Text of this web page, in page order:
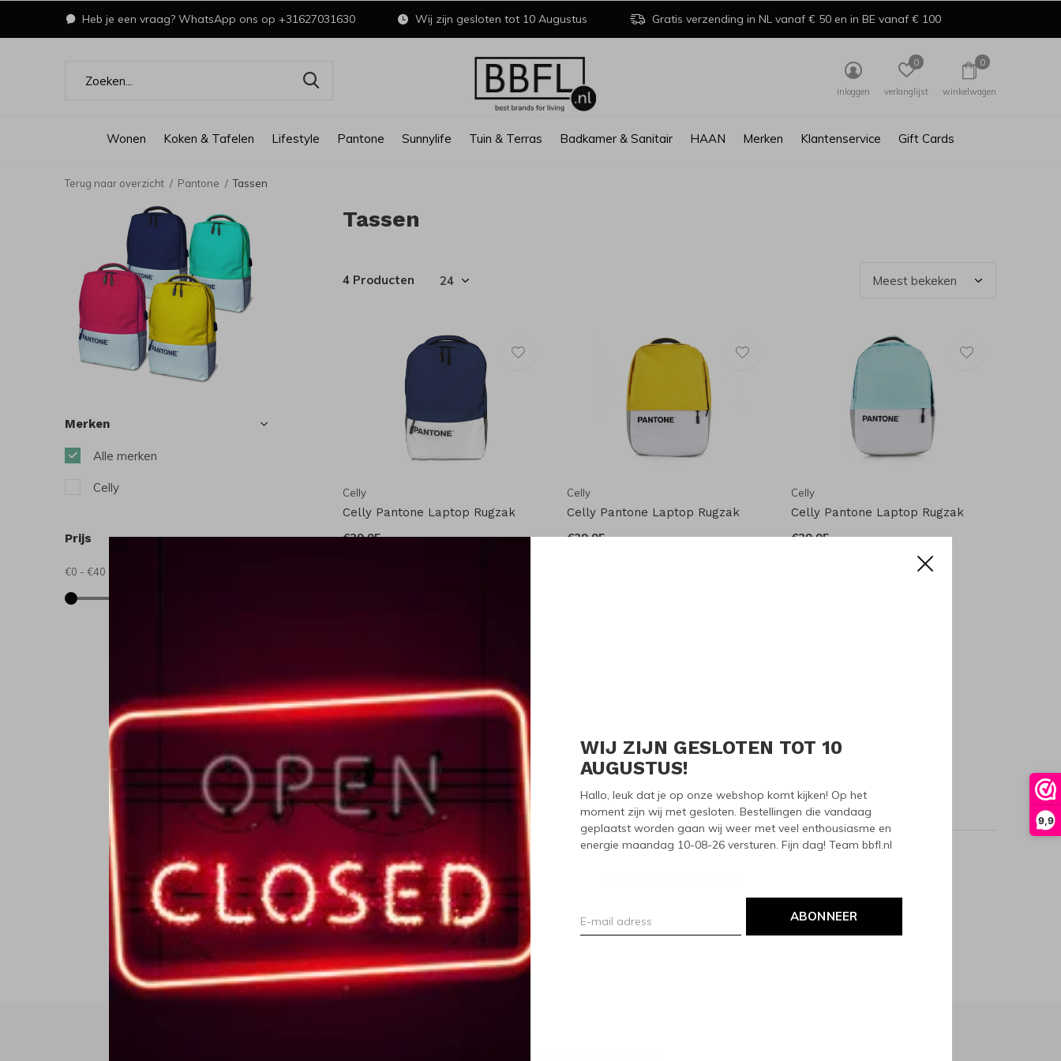
9,9
WIJ ZIJN GESLOTEN TOT 10
AUGUSTUS!
Hallo, leuk dat je op onze webshop komt kijken! Op het
moment zijn wij met gesloten. Bestellingen die vandaag
geplaatst worden gaan wij weer met veel enthousiasme en
energie maandag 10-08-26 versturen. Fijn dag! Team bbfl.nl
ABONNEER
Wonen Koken & Tafelen Lifestyle Pantone Sunnylife Tuin & Terras Badkamer & Sanitair HAAN Merken Klantenservice Gift Cards
inloggen verlanglijst
0
winkelwagen
0
Heb je een vraag? WhatsApp ons op +31627031630 Wij zijn gesloten tot 10 Augustus Gratis verzending in NL vanaf € 50 en in BE vanaf € 100
Terug naar overzicht Pantone Tassen
Tassen
4 Producten
Celly
Celly Pantone Laptop Rugzak
€39,95
Celly
Celly Pantone Laptop Rugzak
€39,95
Celly
Celly Pantone Laptop Rugzak
€39,95
Celly Pantone Laptop Rugzak
€39,95
Merken
Alle merken
Celly
Prijs
€0 - €40